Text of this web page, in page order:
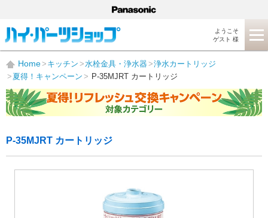
ようこそ
ゲスト 様
Home キッチン 水栓金具・浄水器
浄水カートリッジ
夏得！キャンペーン
P-35MJRT カートリッジ
P-35MJRT カートリッジ